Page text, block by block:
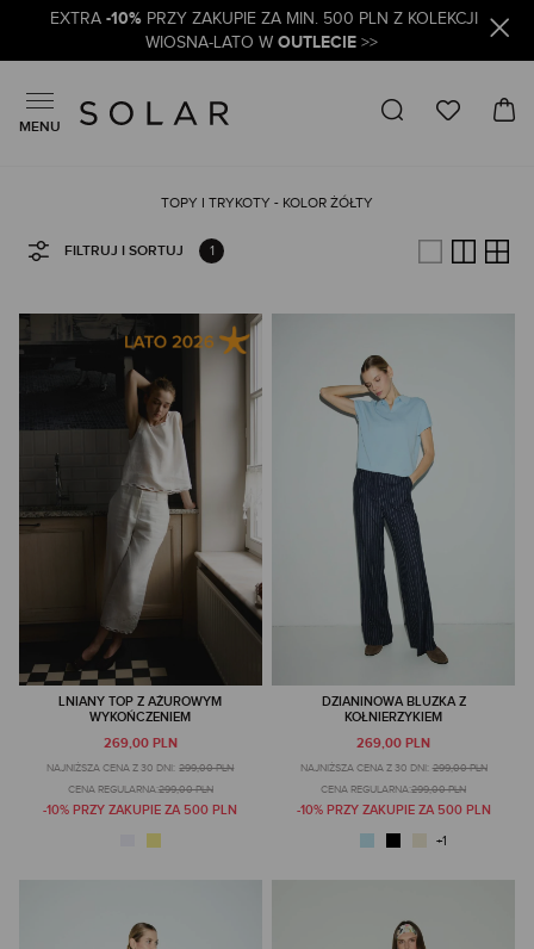
EXTRA -10% PRZY ZAKUPIE ZA MIN. 500 PLN Z KOLEKCJI
WIOSNA-LATO W OUTLECIE>>
MENU
TOPY I TRYKOTY - KOLOR ŻÓŁTY
FILTRUJ I SORTUJ 1
LNIANY TOP Z AŻUROWYM
WYKOŃCZENIEM
269,00 PLN
NAJNIŻSZA CENA Z 30 DNI: 299,00 PLN
CENA REGULARNA:299,00 PLN
-10% PRZY ZAKUPIE ZA 500 PLN
DZIANINOWA BLUZKA Z
KOŁNIERZYKIEM
269,00 PLN
NAJNIŻSZA CENA Z 30 DNI: 299,00 PLN
CENA REGULARNA:299,00 PLN
-10% PRZY ZAKUPIE ZA 500 PLN